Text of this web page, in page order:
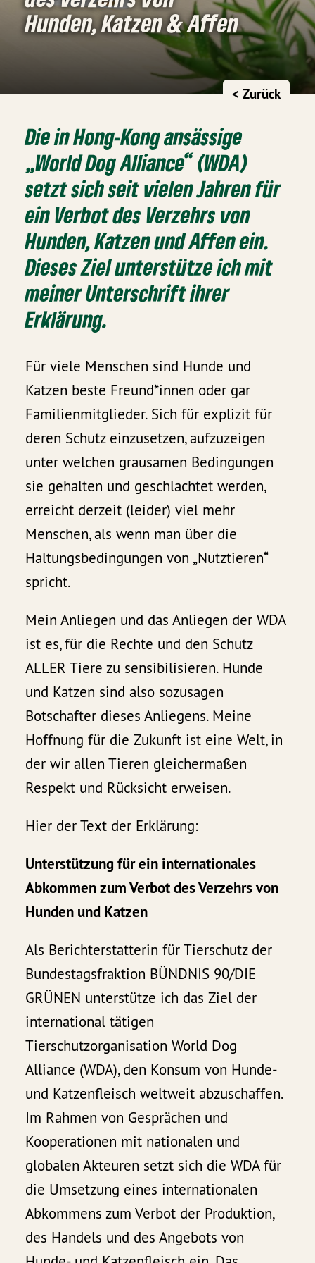
Hunden, Katzen & Affen
< Zurück
Die in Hong-Kong ansässige
„World Dog Alliance“ (WDA)
setzt sich seit vielen Jahren für
ein Verbot des Verzehrs von
Hunden, Katzen und Affen ein.
Dieses Ziel unterstütze ich mit
meiner Unterschrift ihrer
Erklärung.
Für viele Menschen sind Hunde und
Katzen beste Freund*innen oder gar
Familienmitglieder. Sich für explizit für
deren Schutz einzusetzen, aufzuzeigen
unter welchen grausamen Bedingungen
sie gehalten und geschlachtet werden,
erreicht derzeit (leider) viel mehr
Menschen, als wenn man über die
Haltungsbedingungen von „Nutztieren“
spricht.
Mein Anliegen und das Anliegen der WDA
ist es, für die Rechte und den Schutz
ALLER Tiere zu sensibilisieren. Hunde
und Katzen sind also sozusagen
Botschafter dieses Anliegens. Meine
Hoffnung für die Zukunft ist eine Welt, in
der wir allen Tieren gleichermaßen
Respekt und Rücksicht erweisen.
Hier der Text der Erklärung:
Unterstützung für ein internationales
Abkommen zum Verbot des Verzehrs von
Hunden und Katzen
Als Berichterstatterin für Tierschutz der
Bundestagsfraktion BÜNDNIS 90/DIE
GRÜNEN unterstütze ich das Ziel der
international tätigen
Tierschutzorganisation World Dog
Alliance (WDA), den Konsum von Hunde-
und Katzenfleisch weltweit abzuschaffen.
Im Rahmen von Gesprächen und
Kooperationen mit nationalen und
globalen Akteuren setzt sich die WDA für
die Umsetzung eines internationalen
Abkommens zum Verbot der Produktion,
des Handels und des Angebots von